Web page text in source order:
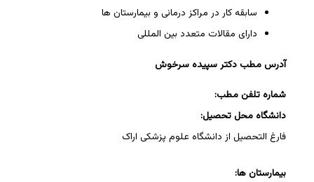
سابقه کار در مراکز درمانی و بیمارستان ها
دارای مقالات متعدد بین المللی
آدرس مطب دکتر سپیده سرخوش
شماره تلفن مطب:
دانشگاه محل تحصیل:
فارغ التحصیل از دانشگاه علوم پزشکی اراک
بیمارستان ها: